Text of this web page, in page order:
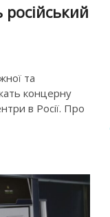
та
концерну
в Росії. Про